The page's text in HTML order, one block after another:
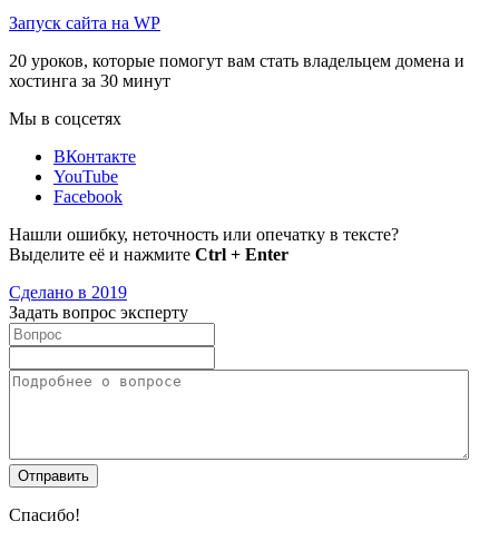
Запуск сайта на WP
20 уроков, которые помогут вам стать владельцем домена и
хостинга за 30 минут
Мы в соцсетях
ВКонтакте
YouTube
Facebook
Нашли ошибку, неточность или опечатку в тексте?
Выделите её и нажмите Ctrl + Enter
Сделано в 2019
Задать вопрос эксперту
Спасибо!